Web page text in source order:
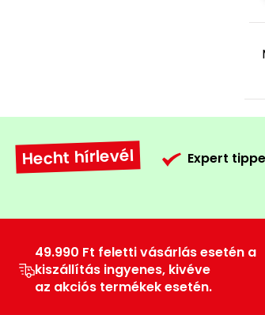
Hecht hírlevél Expert
49.990 Ft feletti vásárlás esetén a
kiszállítás ingyenes, kivéve
az akciós termékek esetén.